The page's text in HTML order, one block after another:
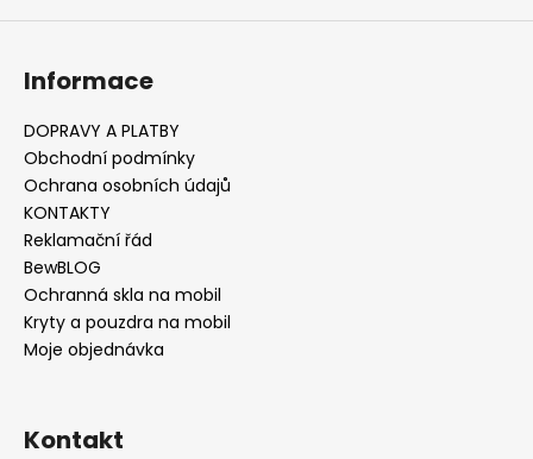
Informace
DOPRAVY A PLATBY
Obchodní podmínky
Ochrana osobních údajů
KONTAKTY
Reklamační řád
BewBLOG
Ochranná skla na mobil
Kryty a pouzdra na mobil
Moje objednávka
Kontakt